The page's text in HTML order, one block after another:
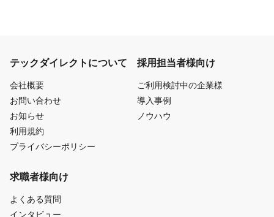
テックダイレクトについて
会社概要
お問い合わせ
お知らせ
利用規約
プライバシーポリシー
採用担当者様向け
ご利用検討中の企業様
導入事例
ノウハウ
求職者様向け
よくある質問
インタビュー